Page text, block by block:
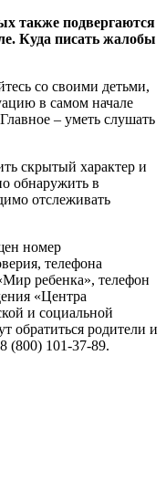
также подвергаются
Куда писать жалобы
со своими детьми,
в самом начале
– уметь слушать
скрытый характер и
обнаружить в
отслеживать
номер
телефона
ребенка», телефон
«Центра
и социальной
обратиться родители и
(800) 101-37-89.